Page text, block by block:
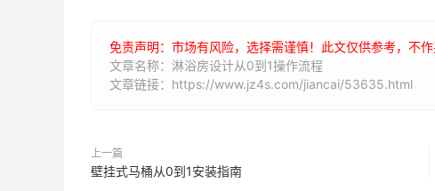
免责声明：市场有风险，选择需谨慎！此文仅供参考，不
文章名称：淋浴房设计从0到1操作流程
文章链接：https://www.jz4s.com/jiancai/53635.html
上一篇
壁挂式马桶从0到1安装指南